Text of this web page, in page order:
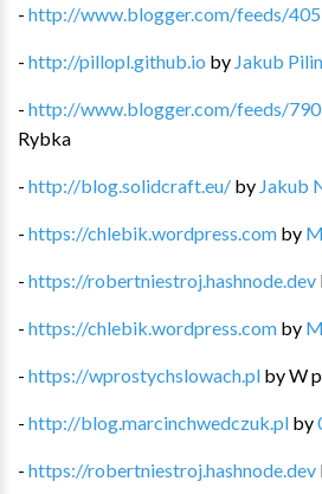
- http://www.blogger.com/feeds/
- http://pillopl.github.io by Jakub
- http://www.blogger.com/feeds/
Rybka
- http://blog.solidcraft.eu/ by Jakub
- https://chlebik.wordpress.com by
- https://robertniestroj.hashnode.dev
- https://chlebik.wordpress.com by
- https://wprostychslowach.pl byW
- http://blog.marcinchwedczuk.pl by
- https://robertniestroj.hashnode.dev